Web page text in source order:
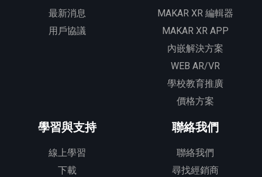
最新消息
用戶協議
MAKAR XR 編輯器
MAKAR XR APP
內嵌解決方案
WEB AR/VR
學校教育推廣
價格方案
學習與支持
線上學習
下載
聯絡我們
聯絡我們
尋找經銷商